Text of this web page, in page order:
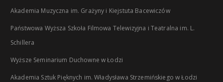
Akademia Muzyczna im. Grażyny i Kiejstuta Bacewiczów
Państwowa Wyższa Szkoła Filmowa Telewizyjna i Teatralna im. L.
Schillera
Wyższe Seminarium Duchowne w Łodzi
Akademia Sztuk Pięknych im. Władysława Strzemińskiego w Łodzi